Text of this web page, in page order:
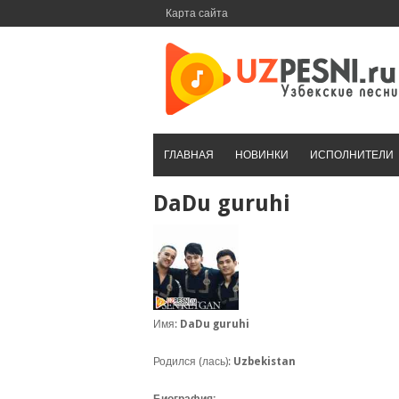
Карта сайта
ГЛАВНАЯ НОВИНКИ ИСПОЛНИТЕЛИ
DaDu guruhi
Имя: DaDu guruhi
Родился (лась): Uzbekistan